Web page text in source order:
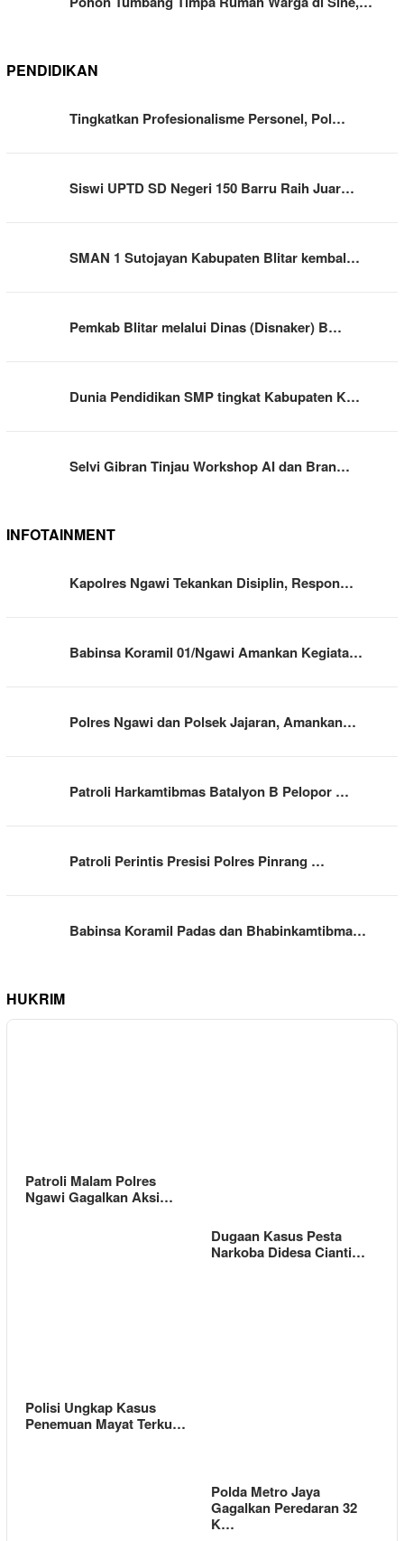
PENDIDIKAN
Tingkatkan Profesionalisme Personel, Pol…
Siswi UPTD SD Negeri 150 Barru Raih Juar…
SMAN 1 Sutojayan Kabupaten Blitar kembal…
Pemkab Blitar melalui Dinas (Disnaker) B…
Dunia Pendidikan SMP tingkat Kabupaten K…
Selvi Gibran Tinjau Workshop AI dan Bran…
INFOTAINMENT
Kapolres Ngawi Tekankan Disiplin, Respon…
Babinsa Koramil 01/Ngawi Amankan Kegiata…
Polres Ngawi dan Polsek Jajaran, Amankan…
Patroli Harkamtibmas Batalyon B Pelopor …
Patroli Perintis Presisi Polres Pinrang …
Babinsa Koramil Padas dan Bhabinkamtibma…
HUKRIM
Patroli Malam Polres
Ngawi Gagalkan Aksi…
Dugaan Kasus Pesta
Narkoba Didesa Cianti…
Polisi Ungkap Kasus
Penemuan Mayat Terku…
Polda Metro Jaya
Gagalkan Peredaran 32
K…